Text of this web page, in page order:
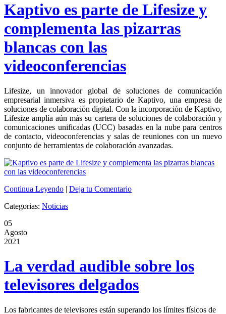
Kaptivo es parte de Lifesize y
complementa las pizarras
blancas con las
videoconferencias
Lifesize, un innovador global de soluciones de comunicación
empresarial inmersiva es propietario de Kaptivo, una empresa de
soluciones de colaboración digital. Con la incorporación de Kaptivo,
Lifesize amplía aún más su cartera de soluciones de colaboración y
comunicaciones unificadas (UCC) basadas en la nube para centros
de contacto, videoconferencias y salas de reuniones con un nuevo
conjunto de herramientas de colaboración avanzadas.
Continua Leyendo | Deja tu Comentario
Categorias: Noticias
05
Agosto
2021
La verdad audible sobre los
televisores delgados
Los fabricantes de televisores están superando los límites físicos de